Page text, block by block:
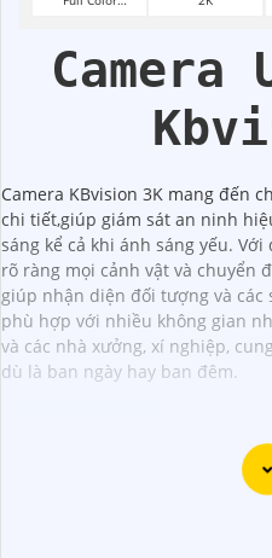
Camera KBvision 3K mang đến
chi tiết,giúp giám sát an ninh
sáng kể cả khi ánh sáng yếu.
rõ ràng mọi cảnh vật và chuyển
giúp nhận diện đối tượng và các
phù hợp với nhiều không gian
và các nhà xưởng, xí nghiệp,
dù là ban ngày hay ban đêm.
Dưới đây là 10 tư vấn giúp